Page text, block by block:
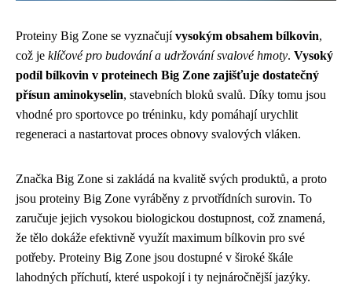
Proteiny Big Zone se vyznačujívysokým obsahem bílkovin,
což je klíčové pro budování a udržování svalové hmoty. Vysoký
podíl bílkovin v proteinech Big Zone zajišťuje dostatečný
přísun aminokyselin, stavebních bloků svalů. Díky tomu jsou
vhodné pro sportovce po tréninku, kdy pomáhají urychlit
regeneraci a nastartovat proces obnovy svalových vláken.
Značka Big Zone si zakládá na kvalitě svých produktů, a proto
jsou proteiny Big Zone vyráběny z prvotřídních surovin. To
zaručuje jejich vysokou biologickou dostupnost, což znamená,
že tělo dokáže efektivně využít maximum bílkovin pro své
potřeby. Proteiny Big Zone jsou dostupné v široké škále
lahodných příchutí, které uspokojí i ty nejnáročnější jazýky.